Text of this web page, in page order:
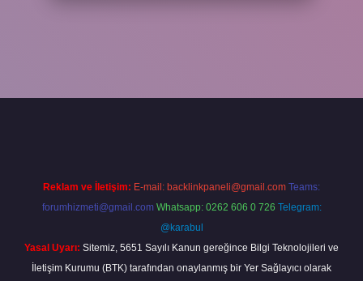
Reklam ve İletişim: E-mail: backlinkpaneli@gmail.com Teams:
forumhizmeti@gmail.com Whatsapp: 0262 606 0 726 Telegram:
@karabul
Yasal Uyarı: Sitemiz, 5651 Sayılı Kanun gereğince Bilgi Teknolojileri ve
İletişim Kurumu (BTK) tarafından onaylanmış bir Yer Sağlayıcı olarak